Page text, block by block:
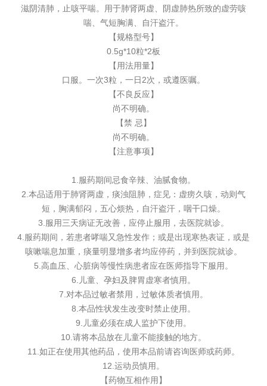
滋阴清肺，止咳平喘。用于肺肾两虚、阴虚肺热所致的虚劳咳
喘、气短胸满、自汗盗汗。
【规格型号】
0.5g*10粒*2板
【用法用量】
口服。一次3粒，一日2次，或遵医嘱。
【不良反应】
尚不明确。
【禁 忌】
尚不明确。
【注意事项】
1.服药期间忌食辛辣、油腻食物。
2.本品适用于肺肾两虚，痰浊阻肺，症见：虚痨久咳，动则气
短，胸满郁闷，五心烦热，自汗盗汗，咽干口燥。
3.服用三天病证无改善，应停止服用，去医院就诊。
4.服药期间，若患者哮喘又急性发作；或是出现寒热表证，或是
咳嗽喘息加重，痰量明显增多者均应停药，并到医院就诊。
5.高血压、心脏病等慢性病患者应在医师指导下服用。
6.儿童、孕妇及脾胃虚寒者慎用。
7.对本品过敏者禁用，过敏体质者慎用。
8.本品性状发生改变时禁止使用。
9.儿童必须在成人监护下使用。
10.请将本品放在儿童不能接触的地方。
11.如正在使用其他药品，使用本品前请咨询医师或药师。
12.运动员慎用。
【药物互相作用】